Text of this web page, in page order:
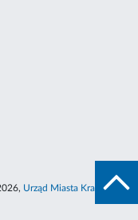
Urząd Miasta Krakowa